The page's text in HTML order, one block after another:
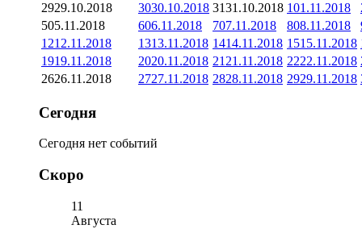
2929.10.2018 3030.10.2018 3131.10.2018 101.11.2018
505.11.2018 606.11.2018 707.11.2018 808.11.2018
1212.11.2018 1313.11.2018 1414.11.2018 1515.11.2018
1919.11.2018 2020.11.2018 21 21.11.2018 2222.11.2018
2626.11.2018 2727.11.2018 2828.11.2018 2929.11.2018
Сегодня
Сегодня нет событий
Скоро
11
Августа